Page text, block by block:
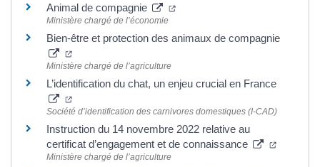
Animal de compagnie (ouverture dans un nouvel
Ministère chargé de l’économie
Bien-être et protection des animaux de compagnie
(ouverture dans un nouvel onglet)
Ministère chargé de l’agriculture
L’identification du chat, un enjeu crucial en France
(ouverture dans un nouvel onglet)
Société d’identification des carnivores domestiques (I-CAD)
Instruction du 14 novembre 2022 relative au
certificat d’engagement et de connaissance
Ministère chargé de l’agriculture